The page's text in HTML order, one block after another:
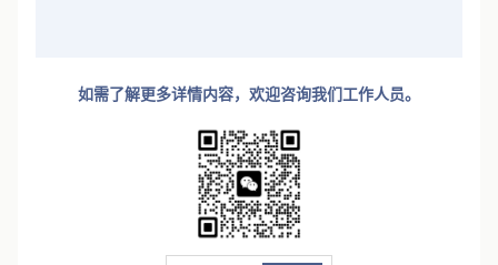
如需了解更多详情内容，欢迎咨询我们工作人员。